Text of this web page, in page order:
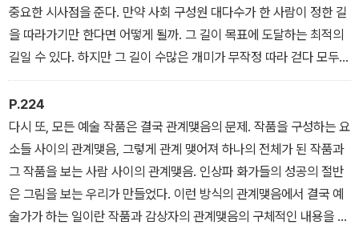
들’이다.
중요한 시사점을 준다. 만약 사회 구성원 대다수가 한 사람이 정한 길
을 따라가기만 한다면 어떻게 될까. 그 길이 목표에 도달하는 최적의
길일 수 있다. 하지만 그 길이 수많은 개미가 무작정 따라 걷다 모두
죽게 되는 그런 길이라면 어쩌겠는가. 반대로 대다수가 돌아다니기만
한다면 또 어떻게 될까. 그럼 누군가 좋은 해결책을 찾아도 아무도 그
말을 듣지 않으려 할 것이다. 한국 사회에서 집단지성을 성공적으로
발현하려면 당연히 따라가기와 돌아다니기 둘 다가 필요하다.
P.224
다시 또, 모든 예술 작품은 결국 관계맺음의 문제. 작품을 구성하는 요
소들 사이의 관계맺음, 그렇게 관계 맺어져 하나의 전체가 된 작품과
그 작품을 보는 사람 사이의 관계맺음. 인상파 화가들의 성공의 절반
은 그림을 보는 우리가 만들었다. 이런 방식의 관계맺음에서 결국 예
술가가 하는 일이란 작품과 감상자의 관계맺음의 구체적인 내용을 제